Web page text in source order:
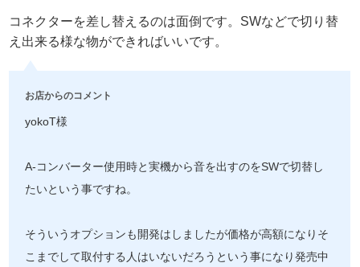
コネクターを差し替えるのは面倒です。SWなどで切り替
え出来る様な物ができればいいです。
お店からのコメント
yokoT様
A-コンバーター使用時と実機から音を出すのをSWで切替し
たいという事ですね。
そういうオプションも開発はしましたが価格が高額になりそ
こまでして取付する人はいないだろうという事になり発売中